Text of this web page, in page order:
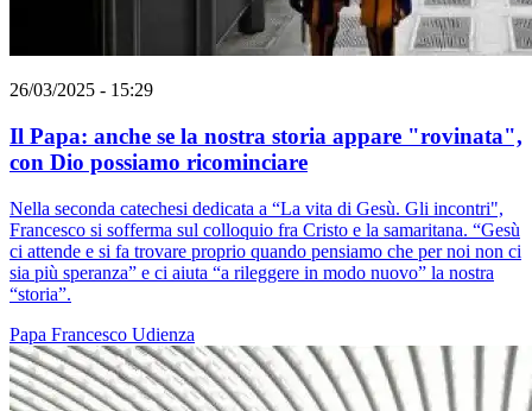
26/03/2025 - 15:29
Il Papa: anche se la nostra storia appare "rovinata",
con Dio possiamo ricominciare
Nella seconda catechesi dedicata a “La vita di Gesù. Gli incontri",
Francesco si sofferma sul colloquio fra Cristo e la samaritana. “Gesù
ci attende e si fa trovare proprio quando pensiamo che per noi non ci
sia più speranza” e ci aiuta “a rileggere in modo nuovo” la nostra
“storia”.
Papa Francesco Udienza